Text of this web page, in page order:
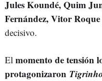
Jules Koundé, Quim
Fernández, Vitor
decisivo.
El momento de tensión
protagonizaron